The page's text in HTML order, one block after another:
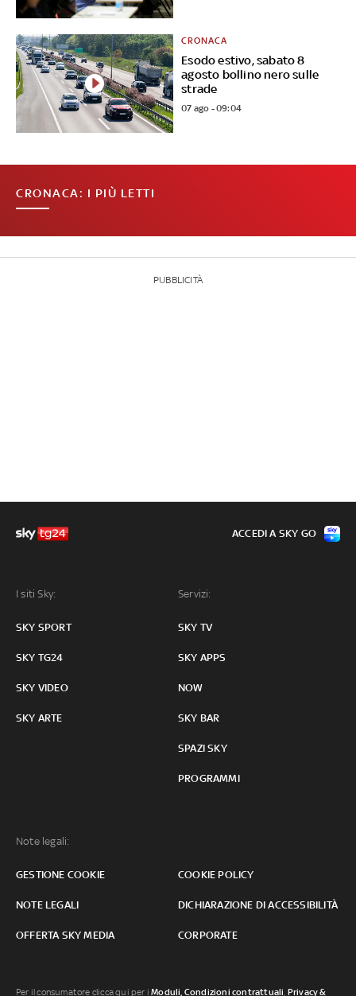
Esodo estivo, sabato 8
agosto bollino nero sulle
strade
CRONACA
07 ago - 09:04
CRONACA: I PIÙ LETTI
PUBBLICITÀ
I siti Sky:
SKY SPORT
SKY TG24
SKY VIDEO
SKY ARTE
Servizi:
SKY TV
SKY APPS
NOW
SKY BAR
SPAZI SKY
PROGRAMMI
Note legali:
GESTIONE COOKIE COOKIE POLICY
NOTE LEGALI DICHIARAZIONE DI ACCESSIBILITÀ
OFFERTA SKY MEDIA CORPORATE
ACCEDI A SKY GO
Per il consumatore clicca qui per iModuli, Condizioni contrattuali, Privacy &